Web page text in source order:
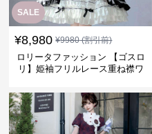
SALE
¥8,980 ¥9980(割引前)
ロリータファッション 【ゴスロ
リ】姫袖フリルレース重ね襟ワ